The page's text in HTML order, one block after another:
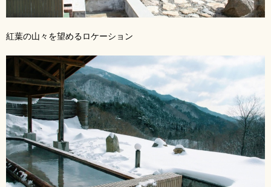
紅葉の山々を望めるロケーション